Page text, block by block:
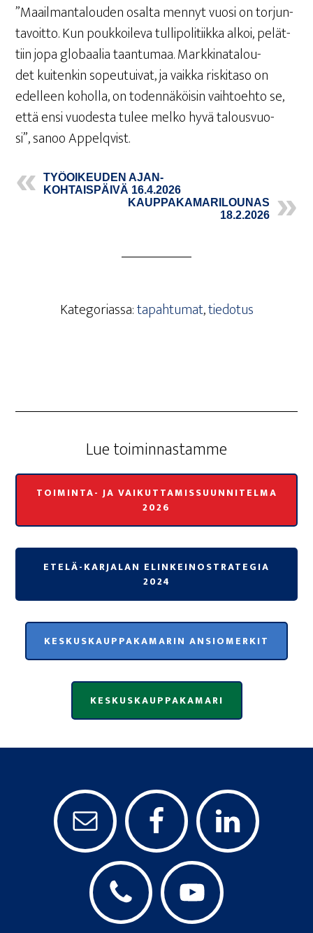
”Maa­il­man­ta­lou­den osal­ta men­nyt vuo­si on tor­jun­
ta­voit­to. Kun pouk­koi­le­va tul­li­po­li­tiik­ka alkoi, pelät­
tiin jopa glo­baa­lia taan­tu­maa. Mark­ki­na­ta­lou­
det kui­ten­kin sopeu­tui­vat, ja vaik­ka ris­ki­ta­so on
edel­leen kohol­la, on toden­nä­köi­sin vaih­toeh­to se,
että ensi vuo­des­ta tulee mel­ko hyvä talous­vuo­
si”, sanoo Appelqvist.
TYÖ­OI­KEU­DEN AJAN­
KOH­TAIS­PÄI­VÄ 16.4.2026
KAUP­PA­KA­MA­RI­LOU­NAS
18.2.2026
Kategoriassa:tapahtumat,tiedotus
Lue toi­min­nas­tam­me
TOIMINTA- JA VAIKUTTAMISSUUNNITELMA
2026
ETELÄ-KARJALAN ELINKEINOSTRATEGIA
2024
KESKUSKAUPPAKAMARIN ANSIOMERKIT
KESKUSKAUPPAKAMARI